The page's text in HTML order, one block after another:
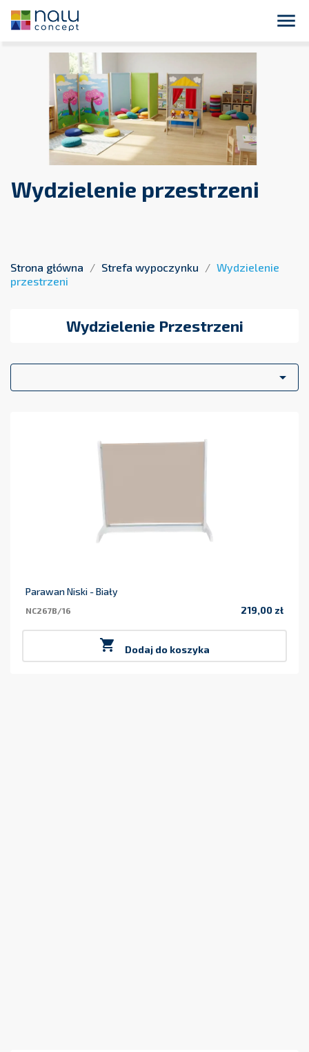
Płatność przelewem bankowym 14 dni dla podmiotów
close
Wydzielenie przestrzeni
Strona główna Strefa wypoczynku
Wydzielenie
przestrzeni
Wydzielenie Przestrzeni

Parawan Niski - Biały
NC267B/16 219,00 zł
 Dodaj do koszyka